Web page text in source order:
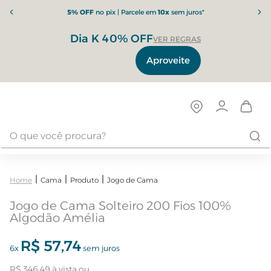
5% OFFno pix | Parcele em10xsem juros*
Dia K 40% OFFVER REGRAS
Aproveite
Cama Produto Jogo de Cama
Jogo de Cama Solteiro 200 Fios 100%
Algodão Amélia
6x R$ 57,74sem juros